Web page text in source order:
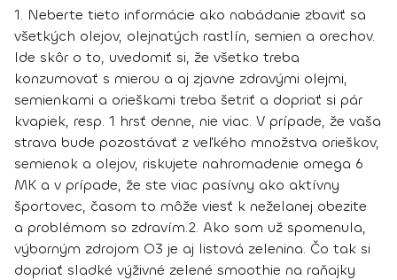
1. Neberte tieto informácie ako nabádanie zbaviť sa
všetkých olejov, olejnatých rastlín, semien a orechov.
Ide skôr o to, uvedomiť si, že všetko treba
konzumovať s mierou a aj zjavne zdravými olejmi,
semienkami a orieškami treba šetriť a dopriať si pár
kvapiek, resp. 1 hrsť denne, nie viac. V prípade, že vaša
strava bude pozostávať z veľkého množstva orieškov,
semienok a olejov, riskujete nahromadenie omega 6
MK a v prípade, že ste viac pasívny ako aktívny
športovec, časom to môže viesť k neželanej obezite
a problémom so zdravím.2. Ako som už spomenula,
výborným zdrojom O3 je aj listová zelenina. Čo tak si
dopriať sladké výživné zelené smoothie na raňajky